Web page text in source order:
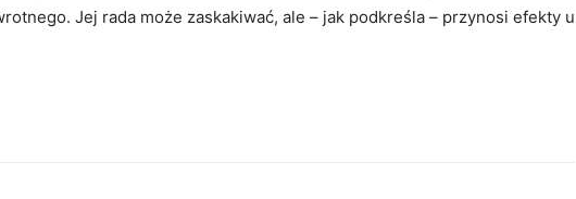
Jej rada może zaskakiwać, ale – jak podkreśla – przynosi efekty u